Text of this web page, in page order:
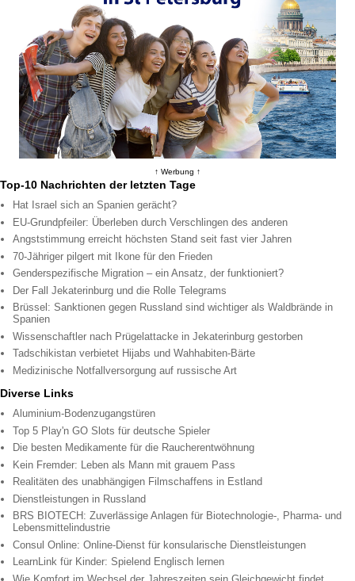
↑ Werbung ↑
Top-10 Nachrichten der letzten Tage
Hat Israel sich an Spanien gerächt?
EU-Grundpfeiler: Überleben durch Verschlingen des anderen
Angststimmung erreicht höchsten Stand seit fast vier Jahren
70-Jähriger pilgert mit Ikone für den Frieden
Genderspezifische Migration – ein Ansatz, der funktioniert?
Der Fall Jekaterinburg und die Rolle Telegrams
Brüssel: Sanktionen gegen Russland sind wichtiger als Waldbrände in
Spanien
Wissenschaftler nach Prügelattacke in Jekaterinburg gestorben
Tadschikistan verbietet Hijabs und Wahhabiten-Bärte
Medizinische Notfallversorgung auf russische Art
Diverse Links
Aluminium-Bodenzugangstüren
Top 5 Play'n GO Slots für deutsche Spieler
Die besten Medikamente für die Raucherentwöhnung
Kein Fremder: Leben als Mann mit grauem Pass
Realitäten des unabhängigen Filmschaffens in Estland
Dienstleistungen in Russland
BRS BIOTECH: Zuverlässige Anlagen für Biotechnologie-, Pharma- und
Lebensmittelindustrie
Consul Online: Online-Dienst für konsularische Dienstleistungen
LearnLink für Kinder: Spielend Englisch lernen